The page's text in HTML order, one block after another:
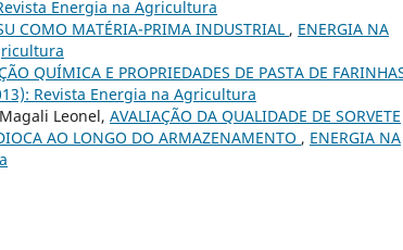
Energia na Agricultura
COMO MATÉRIA-PRIMA INDUSTRIAL , ENERGIA NA
QUÍMICA E PROPRIEDADES DE PASTA DE
Revista Energia na Agricultura
Leonel, AVALIAÇÃO DA QUALIDADE DE SORVETE
AO LONGO DO ARMAZENAMENTO , ENERGIA NA